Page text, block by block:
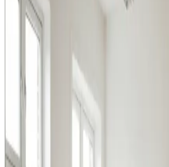
Udsugning ved svejsning, slibning og
Vallensbæk. Overholder
Læs mere